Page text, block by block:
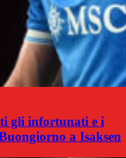
gli infortunati e i
a Isaksen